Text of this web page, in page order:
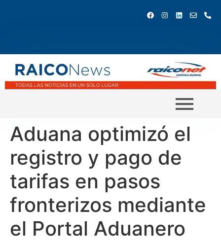
Aduana optimizó el
registro y pago de
tarifas en pasos
fronterizos mediante
el Portal Aduanero